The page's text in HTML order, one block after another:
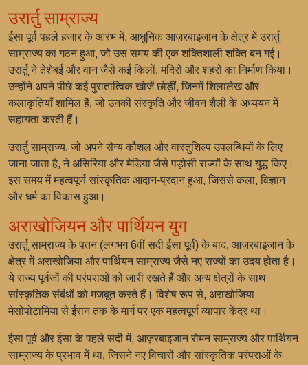
उरार्तु साम्राज्य
ईसा पूर्व पहले हजार के आरंभ में, आधुनिक आज़रबाइजान के क्षेत्र में उरार्तु
साम्राज्य का गठन हुआ, जो उस समय की एक शक्तिशाली शक्ति बन गई।
उरार्तु ने तेशेबई और वान जैसे कई किलों, मंदिरों और शहरों का निर्माण किया।
उन्होंने अपने पीछे कई पुरातात्विक खोजें छोड़ीं, जिनमें शिलालेख और
कलाकृतियाँ शामिल हैं, जो उनकी संस्कृति और जीवन शैली के अध्ययन में
सहायता करती हैं।
उरार्तु साम्राज्य, जो अपने सैन्य कौशल और वास्तुशिल्प उपलब्धियों के लिए
जाना जाता है, ने असिरिया और मेडिया जैसे पड़ोसी राज्यों के साथ युद्ध किए।
इस समय में महत्वपूर्ण सांस्कृतिक आदान-प्रदान हुआ, जिससे कला, विज्ञान
और धर्म का विकास हुआ।
अराखोजियन और पार्थियन युग
उरार्तु साम्राज्य के पतन (लगभग 6वीं सदी ईसा पूर्व) के बाद, आज़रबाइजान के
क्षेत्र में अराखोजिया और पार्थियन साम्राज्य जैसे नए राज्यों का उदय होता है।
ये राज्य पूर्वजों की परंपराओं को जारी रखते हैं और अन्य क्षेत्रों के साथ
सांस्कृतिक संबंधों को मजबूत करते हैं। विशेष रूप से, अराखोजिया
मेसोपोटामिया से ईरान तक के मार्ग पर एक महत्वपूर्ण व्यापार केंद्र था।
ईसा पूर्व और ईसा के पहले सदी में, आज़रबाइजान रोमन साम्राज्य और पार्थियन
साम्राज्य के प्रभाव में था, जिसने नए विचारों और सांस्कृतिक परंपराओं के